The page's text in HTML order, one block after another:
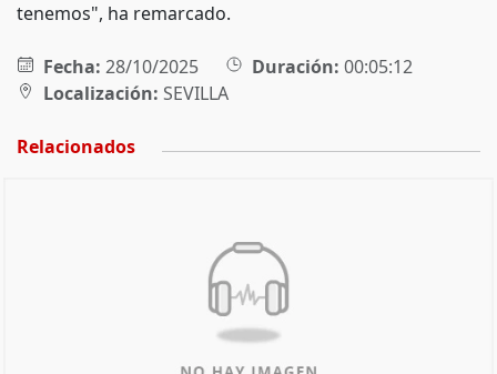
tenemos", ha remarcado.
Fecha: 28/10/2025 Duración: 00:05:12
Localización: SEVILLA
Relacionados